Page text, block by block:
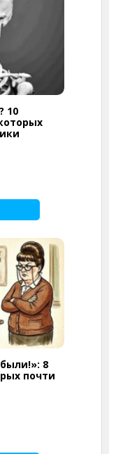
10
8
почти